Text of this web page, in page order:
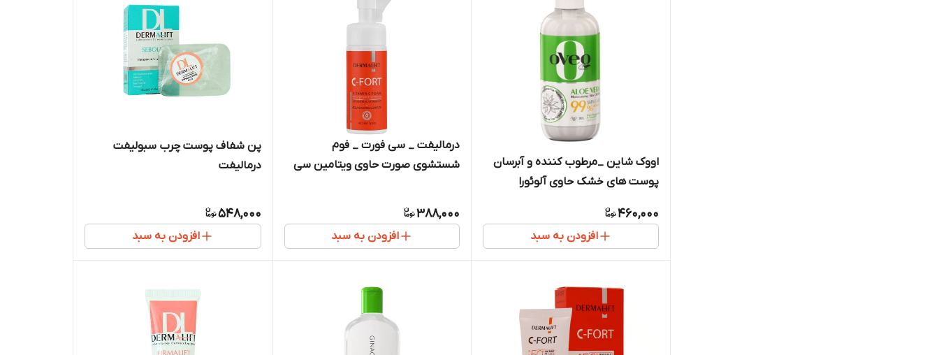
اووک شاین _مرطوب کننده و آبرسان
پوست های خشک حاوی آلوئورا
460,000
افزودن به سبد
درمالیفت _ سی فورت _ فوم
شستشوی صورت حاوی ویتامین سی
388,000
افزودن به سبد
پن شفاف پوست چرب سبولیفت
درمالیفت
548,000
افزودن به سبد